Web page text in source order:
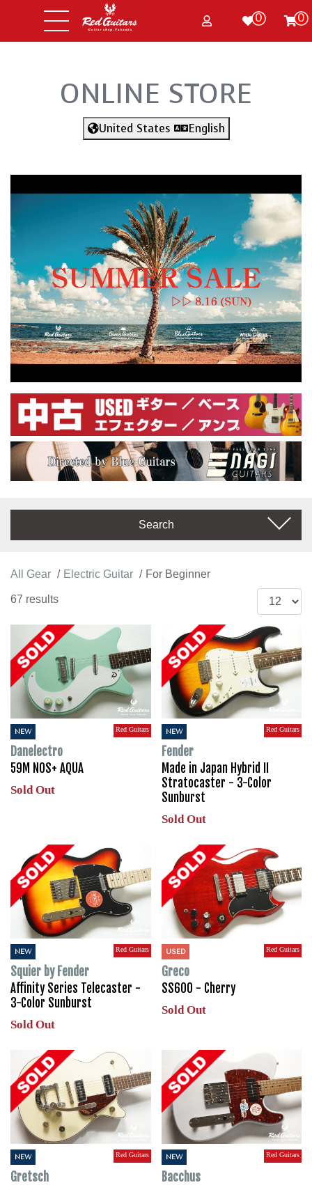
0 0
ONLINE STORE
United States English
Search
All Gear Electric Guitar For Beginner
67 results
NEW Red Guitars
Danelectro
59M NOS+ AQUA
Sold Out
NEW Red Guitars
Fender
Made in Japan Hybrid II
Stratocaster - 3-Color
Sunburst
Sold Out
NEW Red Guitars
Squier by Fender
Affinity Series Telecaster -
3-Color Sunburst
Sold Out
USED Red Guitars
Greco
SS600 - Cherry
Sold Out
NEW Red Guitars
Gretsch
NEW Red Guitars
Bacchus